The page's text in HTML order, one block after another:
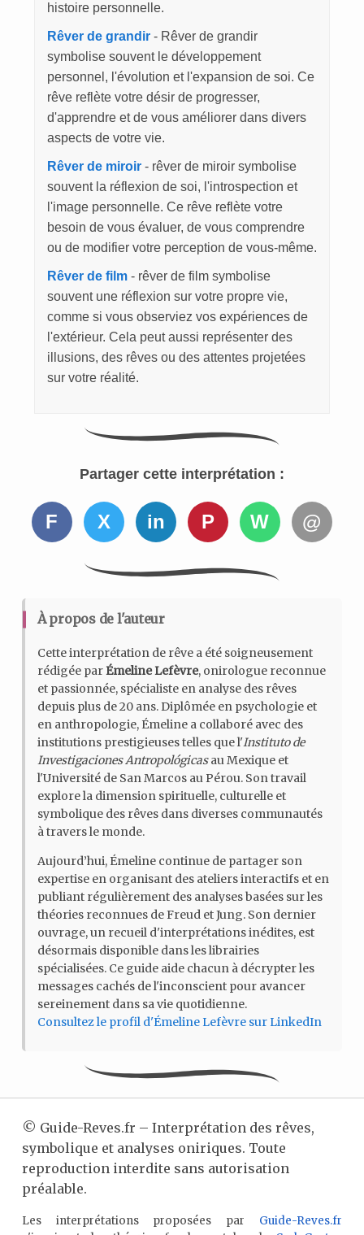
histoire personnelle.
Rêver de grandir- Rêver de grandir
symbolise souvent le développement
personnel, l'évolution et l'expansion de soi. Ce
rêve reflète votre désir de progresser,
d'apprendre et de vous améliorer dans divers
aspects de votre vie.
Rêver de miroir- rêver de miroir symbolise
souvent la réflexion de soi, l'introspection et
l'image personnelle. Ce rêve reflète votre
besoin de vous évaluer, de vous comprendre
ou de modifier votre perception de vous-même.
Rêver de film- rêver de film symbolise
souvent une réflexion sur votre propre vie,
comme si vous observiez vos expériences de
l'extérieur. Cela peut aussi représenter des
illusions, des rêves ou des attentes projetées
sur votre réalité.
Partager cette interprétation :
F X in P W @
À propos de l'auteur
Cette interprétation de rêve a été soigneusement
rédigée parÉmeline Lefèvre, onirologue reconnue
et passionnée, spécialiste en analyse des rêves
depuis plus de 20 ans. Diplômée en psychologie et
en anthropologie, Émeline a collaboré avec des
institutions prestigieuses telles que l'Instituto de
Investigaciones Antropológicasau Mexique et
l'Université de San Marcos au Pérou. Son travail
explore la dimension spirituelle, culturelle et
symbolique des rêves dans diverses communautés
à travers le monde.
Aujourd’hui, Émeline continue de partager son
expertise en organisant des ateliers interactifs et en
publiant régulièrement des analyses basées sur les
théories reconnues de Freud et Jung. Son dernier
ouvrage, un recueil d'interprétations inédites, est
désormais disponible dans les librairies
spécialisées. Ce guide aide chacun à décrypter les
messages cachés de l'inconscient pour avancer
sereinement dans sa vie quotidienne.
Consultez le profil d'Émeline Lefèvre sur LinkedIn
© Guide-Reves.fr – Interprétation des rêves,
symbolique et analyses oniriques. Toute
reproduction interdite sans autorisation
préalable.
Les interprétations proposées par Guide-Reves.fr